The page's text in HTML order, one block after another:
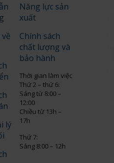
lý
Năng lực sản
xuất
Chính sách
chất lượng và
bảo hành
Thời gian làm việc
Thứ 2 – thứ 6:
Sáng từ 8:00 –
12:00
Chiều từ 13h –
17h
Thứ 7:
Sáng 8:00 – 12h